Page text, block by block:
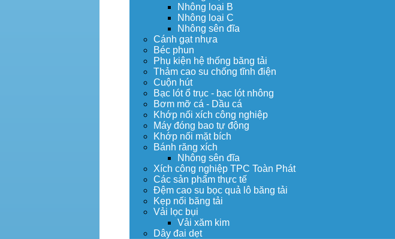
Nhông loại B
Nhông loại C
Nhông sên đĩa
Cánh gạt nhựa
Béc phun
Phụ kiện hệ thống băng tải
Thảm cao su chống tĩnh điện
Cuộn hút
Bạc lót ổ trục - bạc lót nhông
Bơm mỡ cá - Dầu cá
Khớp nối xích công nghiệp
Máy đóng bao tự động
Khớp nối mặt bích
Bánh răng xích
Nhông sên đĩa
Xích công nghiệp TPC Toàn Phát
Các sản phẩm thực tế
Đệm cao su bọc quả lô băng tải
Kẹp nối băng tải
Vải lọc bụi
Vải xăm kim
Dây đai dẹt